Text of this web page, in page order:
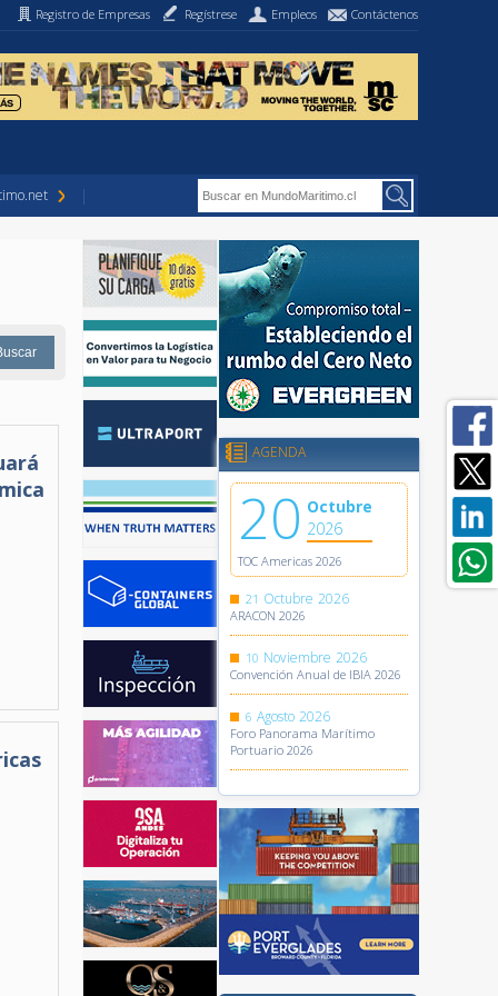
Registro de Empresas Regístrese Empleos Contáctenos
AGENDA
20 Octubre
2026
TOC Americas 2026
21 Octubre 2026
ARACON 2026
10 Noviembre 2026
Convención Anual de IBIA 2026
6 Agosto 2026
Foro Panorama Marítimo
Portuario 2026